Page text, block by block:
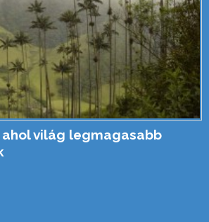
ahol világ legmagasabb